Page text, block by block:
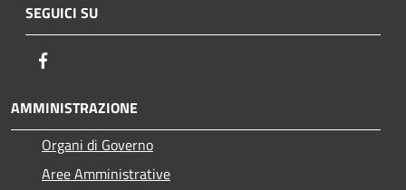
SEGUICI SU
AMMINISTRAZIONE
Organi di Governo
Aree Amministrative